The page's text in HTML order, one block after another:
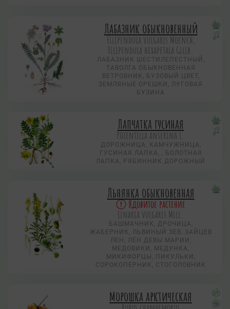
Лабазник обыкновенный
Filipendula vulgaris Moench,
Filipendula hexapetala Gilib.
ЛАБАЗНИК ШЕСТИЛЕПЕСТНЫЙ,
ТАВОЛГА ОБЫКНОВЕННАЯ
ВЕТРОВНИК, БУЗОВЫЙ ЦВЕТ,
ЗЕМЛЯНЫЕ ОРЕШКИ, ЛУГОВАЯ
БУЗИНА
Лапчатка гусиная
Potentilla anserina L.
ДОРОЖНИЦА, КАМЧУЖНИЦА,
ГУСИНАЯ ЛАПКА, , БОЛОТНАЯ
ЛАПКА, РЯБИННИК ДОРОЖНЫЙ
Льнянка обыкновенная
Ядовитое растение
Linaria vulgaris Mill.
БАШМАЧНИК, ДРОЧИЦА,
ЖАБЕРНИК, ЛЬВИНЫЙ ЗЕВ, ЗАЙЦЕВ
ЛЕН, ЛЁН ДЕВЫ МАРИИ,
МЕДОВИКИ, МЕДУНКА,
МИКИФОРЦЫ, ПИКУЛЬКИ,
СОРОКОПЕРНИК, СТОГОЛОВНИК
Морошка арктическая